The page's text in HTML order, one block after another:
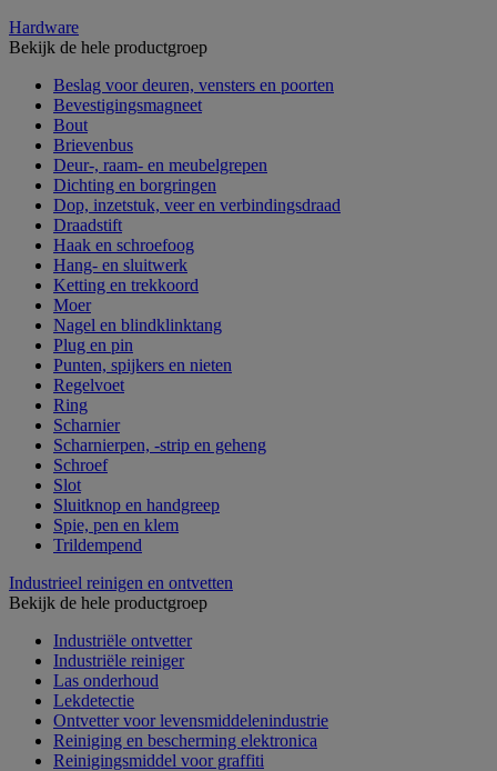
Hardware
Bekijk de hele productgroep
Beslag voor deuren, vensters en poorten
Bevestigingsmagneet
Bout
Brievenbus
Deur-, raam- en meubelgrepen
Dichting en borgringen
Dop, inzetstuk, veer en verbindingsdraad
Draadstift
Haak en schroefoog
Hang- en sluitwerk
Ketting en trekkoord
Moer
Nagel en blindklinktang
Plug en pin
Punten, spijkers en nieten
Regelvoet
Ring
Scharnier
Scharnierpen, -strip en geheng
Schroef
Slot
Sluitknop en handgreep
Spie, pen en klem
Trildempend
Industrieel reinigen en ontvetten
Bekijk de hele productgroep
Industriële ontvetter
Industriële reiniger
Las onderhoud
Lekdetectie
Ontvetter voor levensmiddelenindustrie
Reiniging en bescherming elektronica
Reinigingsmiddel voor graffiti